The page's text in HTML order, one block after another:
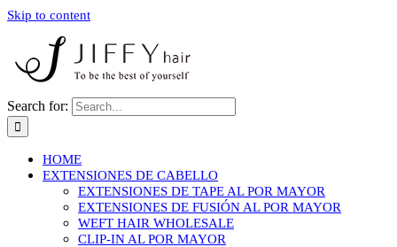
Skip to content
Search for:
HOME
EXTENSIONES DE CABELLO
EXTENSIONES DE TAPE AL POR MAYOR
EXTENSIONES DE FUSIÓN AL POR MAYOR
WEFT HAIR WHOLESALE
CLIP-IN AL POR MAYOR